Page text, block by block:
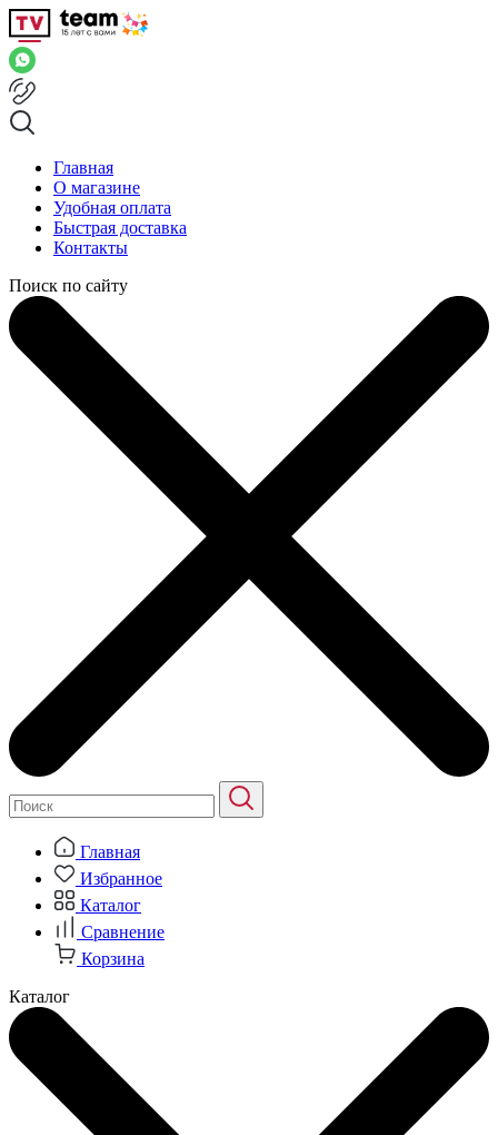
Главная
О магазине
Удобная оплата
Быстрая доставка
Контакты
Поиск по сайту
Главная
Избранное
Каталог
Сравнение
Корзина
Каталог